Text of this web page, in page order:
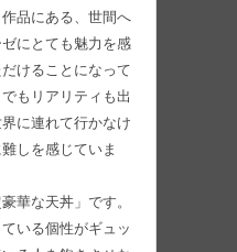
品にある、世間へ
にとても魅力を感
けることになって
もリアリティも出
に連れて行かなけ
しを感じていま
華な天丼」です。
いる個性がギュッ